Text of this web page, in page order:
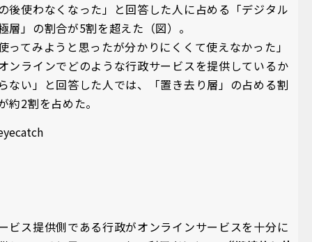
後使わなくなった」と回答した人に占める「デジタル
層」の割合が5割を超えた（図）。
ってみようと思ったが分かりにくくて使えなかった」
ンラインでどのような行政サービスを提供しているか
ない」と回答した人では、「置き去り層」の占める割
約2割を占めた。
ビス提供側である行政がオンラインサービスを十分に